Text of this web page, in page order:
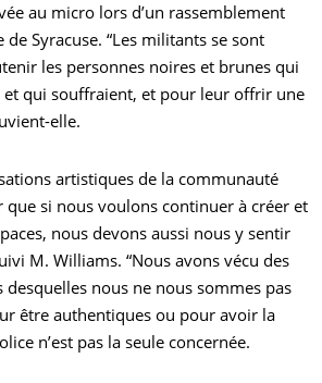
au micro lors d’un rassemblement
Syracuse. “Les militants se sont
les personnes noires et brunes qui
et qui souffraient, et pour leur offrir une
elle.
artistiques de la communauté
si nous voulons continuer à créer et
nous devons aussi nous y sentir
M. Williams. “Nous avons vécu des
desquelles nous ne nous sommes pas
être authentiques ou pour avoir la
n’est pas la seule concernée.